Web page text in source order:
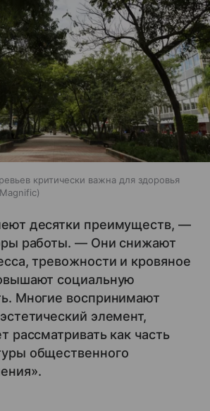
критически важна для здоровья
Magnific
десятки преимуществ, —
работы. — Они снижают
тревожности и кровяное
социальную
Многие воспринимают
элемент,
рассматривать как часть
общественного